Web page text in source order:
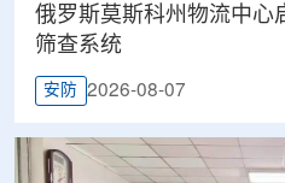
俄罗斯莫斯科州物流中心
筛查系统
安防 2026-08-07